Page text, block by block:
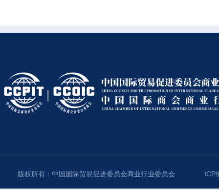
版权所有：中国国际贸易促进委员会商业行业委员会 ICP